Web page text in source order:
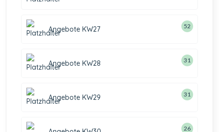
Angebote KW27 52
Angebote KW28 31
Angebote KW29 31
26